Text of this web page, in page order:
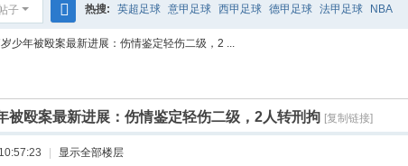
子
搜
热搜: 英超足球 意甲足球 西甲足球 德甲足球 法甲足球 NBA
少年被殴案最新进展：伤情鉴定轻伤二级，2 ...
被殴案最新进展：伤情鉴定轻伤二级，2人转刑拘 [复制链接]
显示全部楼层